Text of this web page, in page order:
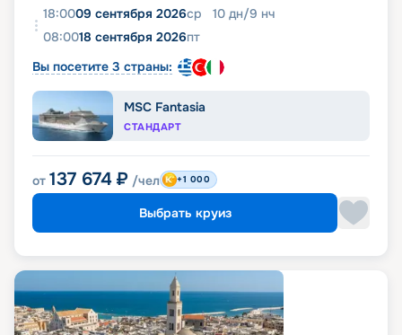
18:0009 сентября 2026ср 10 дн/9 нч
08:0018 сентября 2026пт
Вы посетите 3 страны:
MSC Fantasia
СТАНДАРТ
от 137 674 ₽ /чел +1 000
Выбрать круиз